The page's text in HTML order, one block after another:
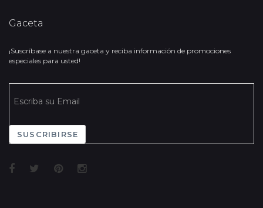
Gaceta
¡Suscríbase a nuestra gaceta y reciba información de promociones
especiales para usted!
SUSCRIBIRSE